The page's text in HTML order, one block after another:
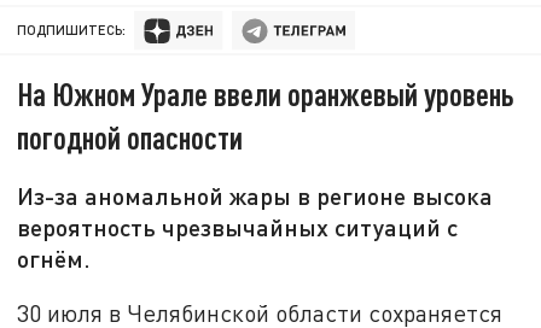
ПОДПИШИТЕСЬ:
На Южном Урале ввели оранжевый уровень
погодной опасности
Из-за аномальной жары в регионе высока
вероятность чрезвычайных ситуаций с
огнём.
30 июля в Челябинской области сохраняется